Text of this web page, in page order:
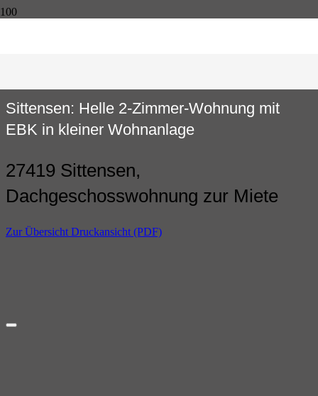
Sittensen: Helle 2-Zimmer-Wohnung mit
EBK in kleiner Wohnanlage
27419 Sittensen,
Dachgeschosswohnung zur Miete
Zur Übersicht Druckansicht (PDF)